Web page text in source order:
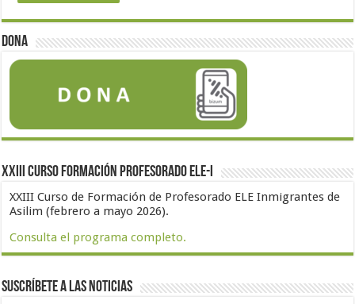
Dona
XXIII Curso formación profesorado ELE-I
XXIII Curso de Formación de Profesorado ELE Inmigrantes de
Asilim (febrero a mayo 2026).
Consulta el programa completo.
Suscríbete a las noticias